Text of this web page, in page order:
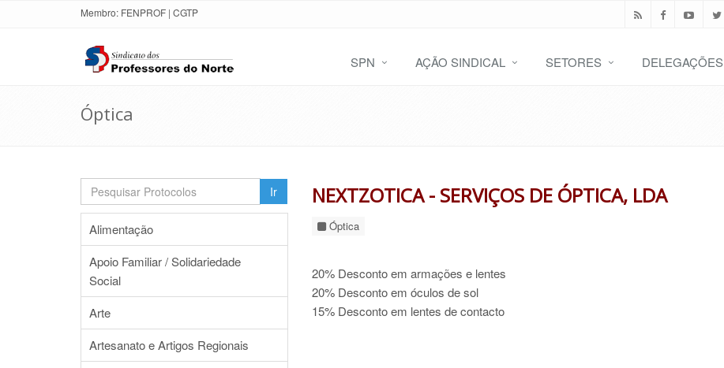
Membro: FENPROF | CGTP
SPN AÇÃO SINDICAL SETORES DELEGAÇÕES
Óptica
Ir
Alimentação
Apoio Familiar / Solidariedade
Social
Arte
Artesanato e Artigos Regionais
NEXTZOTICA - SERVIÇOS DE ÓPTICA, LDA
Óptica
20% Desconto em armações e lentes
20% Desconto em óculos de sol
15% Desconto em lentes de contacto